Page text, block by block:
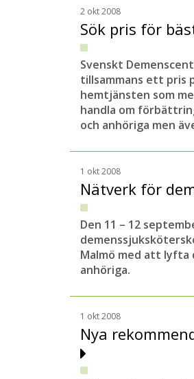
2 okt 2008
Sök pris för
Svenskt
tillsammans ett pris
hemtjänsten som
handla om
och anhöriga men
1 okt 2008
Nätverk för
Den 11 – 12
Malmö med att lyfta
anhöriga.
1 okt 2008
Nya